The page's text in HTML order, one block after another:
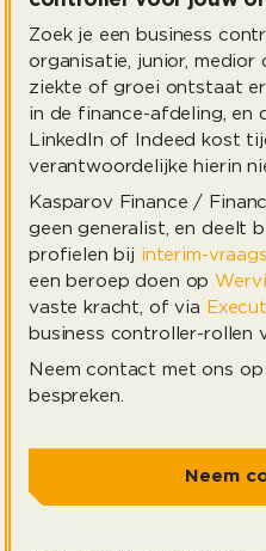
Zoek je een business
organisatie, junior, medior
ziekte of groei ontstaat
in de finance-afdeling, en
LinkedIn of Indeed kost
verantwoordelijke hierin
Kasparov Finance /
geen generalist, en deelt
profielen bij interim-
een beroep doen op
vaste kracht, of via
business controller-rollen
Neem contact met ons
bespreken.
Neem